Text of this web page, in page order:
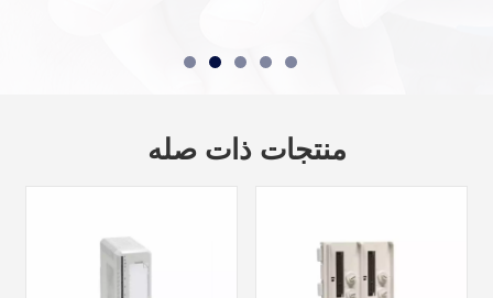
منتجات ذات صله